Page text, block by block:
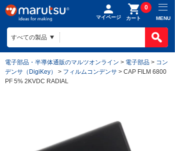
マイページ カート
0
MENU
電子部品・半導体通販のマルツオンライン > 電子部品 > コン
デンサ（DigiKey）
> フィルムコンデンサ > CAP FILM 6800
PF 5% 2KVDC RADIAL